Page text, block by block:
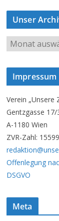
Unser
U
n
s
A
r
c
h
i
v
Impressum
Verein „Unsere
Gentzgasse
A-1180 Wien
ZVR-Zahl:
Offenlegung
DSGVO
Meta